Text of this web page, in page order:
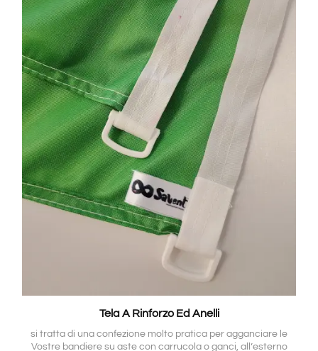
Tela A Rinforzo Ed Anelli
si tratta di una confezione molto pratica per agganciare le
Vostre bandiere su aste con carrucola o ganci, all’esterno